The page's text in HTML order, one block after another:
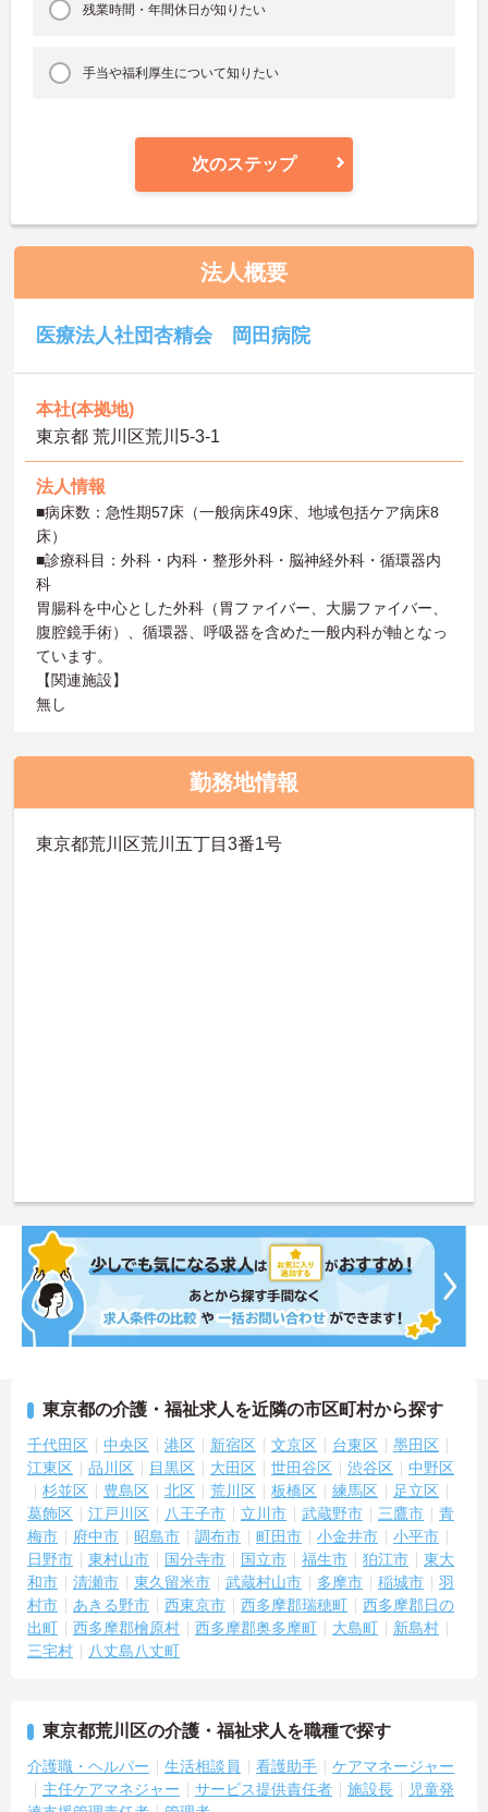
残業時間・年間休日が知りたい
手当や福利厚生について知りたい
次のステップ
法人概要
医療法人社団杏精会 岡田病院
本社(本拠地)
東京都 荒川区荒川5‐3‐1
法人情報
■病床数：急性期57床（一般病床49床、地域包括ケア病床8
床）
■診療科目：外科・内科・整形外科・脳神経外科・循環器内
科
胃腸科を中心とした外科（胃ファイバー、大腸ファイバー、
腹腔鏡手術）、循環器、呼吸器を含めた一般内科が軸となっ
ています。
【関連施設】
無し
勤務地情報
東京都荒川区荒川五丁目3番1号
東京都の介護・福祉求人を近隣の市区町村から探す
千代田区 中央区 港区 新宿区 文京区 台東区
墨田区
江東区
品川区 目黒区 大田区 世田谷区 渋谷区
中野区
杉並区
豊島区 北区 荒川区 板橋区 練馬区
足立区
葛飾区
江戸川区 八王子市 立川市 武蔵野市 三鷹市
青
梅市
府中市 昭島市 調布市 町田市 小金井市
小平市
日野市
東村山市 国分寺市 国立市 福生市 狛江市
東大
和市
清瀬市 東久留米市 武蔵村山市 多摩市 稲城市
羽
村市
あきる野市 西東京市 西多摩郡瑞穂町
西多摩郡日の
出町
西多摩郡檜原村 西多摩郡奥多摩町 大島町
新島村
三宅村
八丈島八丈町
東京都荒川区の介護・福祉求人を職種で探す
介護職・ヘルパー 生活相談員 看護助手
ケアマネージャー
主任ケアマネジャー
サービス提供責任者 施設長
児童発